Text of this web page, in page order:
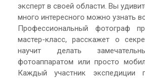
эксперт в своей области. Вы
много интересного можно узнать
Профессиональный фотограф
мастер-класс, расскажет о
научит делать
фотоаппаратом или просто
Каждый участник экспедиции